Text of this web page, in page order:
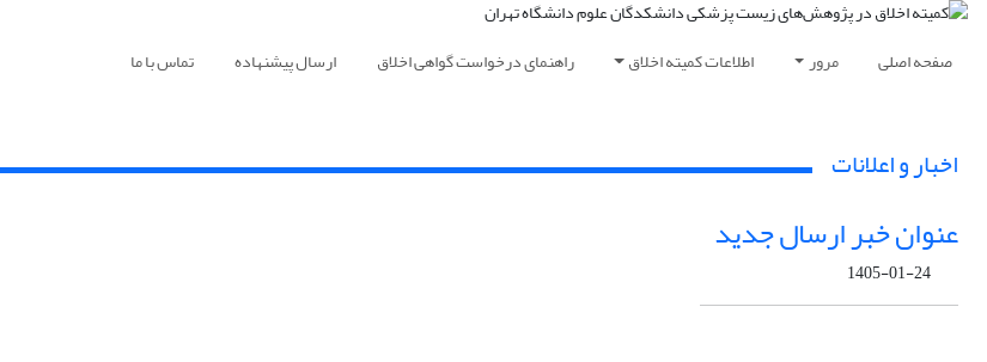
صفحه اصلی مرور اطلاعات کمیته اخلاق راهنمای درخواست گواهی اخلاق ارسال پیشنهاده تماس با ما
اخبار و اعلانات
عنوان خبر ارسال جدید
1405-01-24